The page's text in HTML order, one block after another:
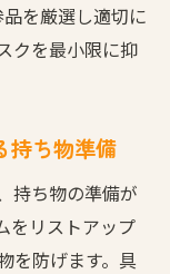
を厳選し適切に
クを最小限に抑
持ち物準備
持ち物の準備が
をリストアップ
を防げます。具